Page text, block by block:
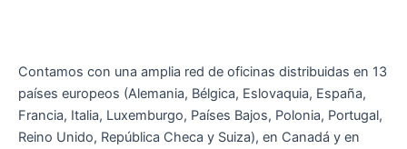
Contamos con una amplia red de oficinas distribuidas en 13
países europeos (Alemania, Bélgica, Eslovaquia, España,
Francia, Italia, Luxemburgo, Países Bajos, Polonia, Portugal,
Reino Unido, República Checa y Suiza), en Canadá y en